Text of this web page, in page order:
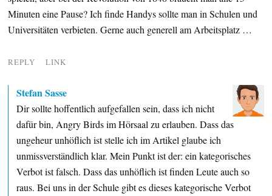
Minuten eine Pause? Ich finde Handys sollte man in Schulen und
Universitäten verbieten. Gerne auch generell am Arbeitsplatz …
REPLY LINK
Stefan Sasse
Dir sollte hoffentlich aufgefallen sein, dass ich nicht
dafür bin, Angry Birds im Hörsaal zu erlauben. Dass das
ungeheur unhöflich ist stelle ich im Artikel glaube ich
unmissverständlich klar. Mein Punkt ist der: ein kategorisches
Verbot ist falsch. Dass das unhöflich ist finden Leute auch so
raus. Bei uns in der Schule gibt es dieses kategorische Verbot